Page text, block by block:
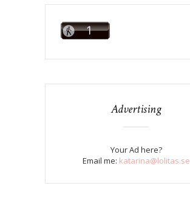
Advertising
Your Ad here?
Email me: katarina@lolitas.se